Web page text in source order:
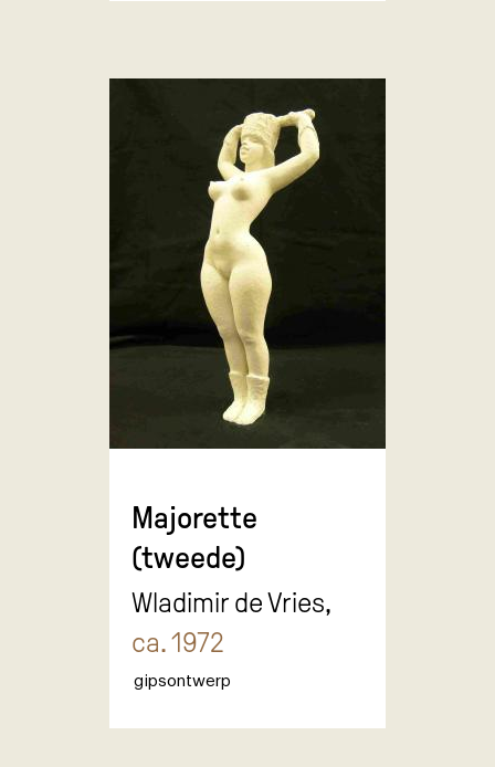
Majorette
(tweede)
Wladimir de Vries,
ca. 1972
gipsontwerp